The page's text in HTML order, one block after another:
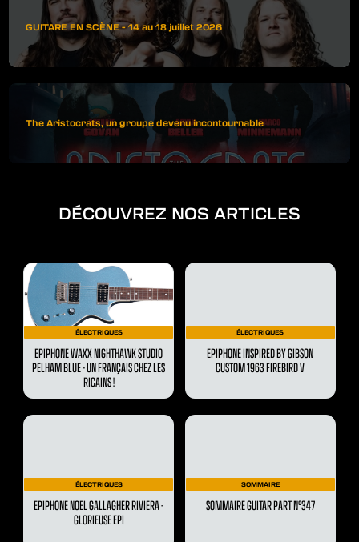
GUITARE EN SCÈNE - 14 au 18 juillet 2026
The Aristocrats, un groupe devenu incontournable
DÉCOUVREZ NOS ARTICLES
ÉLECTRIQUES
EPIPHONE WAXX NIGHTHAWK STUDIO
PELHAM BLUE - UN FRANÇAIS CHEZ LES
RICAINS !
ÉLECTRIQUES
EPIPHONE INSPIRED BY GIBSON
CUSTOM 1963 FIREBIRD V
ÉLECTRIQUES
EPIPHONE NOEL GALLAGHER RIVIERA -
GLORIEUSE EPI
SOMMAIRE
SOMMAIRE GUITAR PART N°347